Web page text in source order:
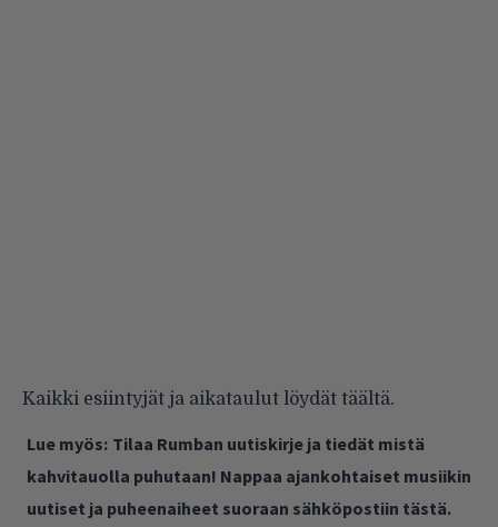
Kaikki esiintyjät ja aikataulut löydät täältä.
Lue myös: Tilaa Rumban uutiskirje ja tiedät mistä
kahvitauolla puhutaan! Nappaa ajankohtaiset musiikin
uutiset ja puheenaiheet suoraan sähköpostiin tästä.